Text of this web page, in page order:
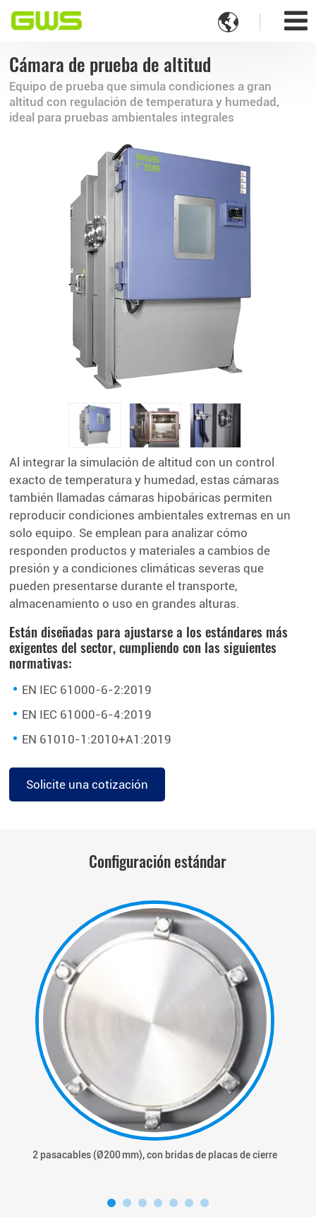

Cámara de prueba de altitud
Equipo de prueba que simula condiciones a gran
altitud con regulación de temperatura y humedad,
ideal para pruebas ambientales integrales
Al integrar la simulación de altitud con un control
exacto de temperatura y humedad, estas cámaras
también llamadas cámaras hipobáricas permiten
reproducir condiciones ambientales extremas en un
solo equipo. Se emplean para analizar cómo
responden productos y materiales a cambios de
presión y a condiciones climáticas severas que
pueden presentarse durante el transporte,
almacenamiento o uso en grandes alturas.
Están diseñadas para ajustarse a los estándares más
exigentes del sector, cumpliendo con las siguientes
normativas:
EN IEC 61000-6-2:2019
EN IEC 61000-6-4:2019
EN 61010-1:2010+A1:2019
Solicite una cotización
Configuración estándar
2 pasacables (Ø200 mm), con bridas de placas de cierre